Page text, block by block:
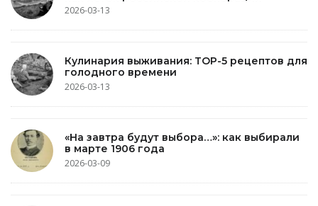
2026-03-13
Кулинария выживания: TOP-5 рецептов для
голодного времени
2026-03-13
«На завтра будут выбора…»: как выбирали
в марте 1906 года
2026-03-09